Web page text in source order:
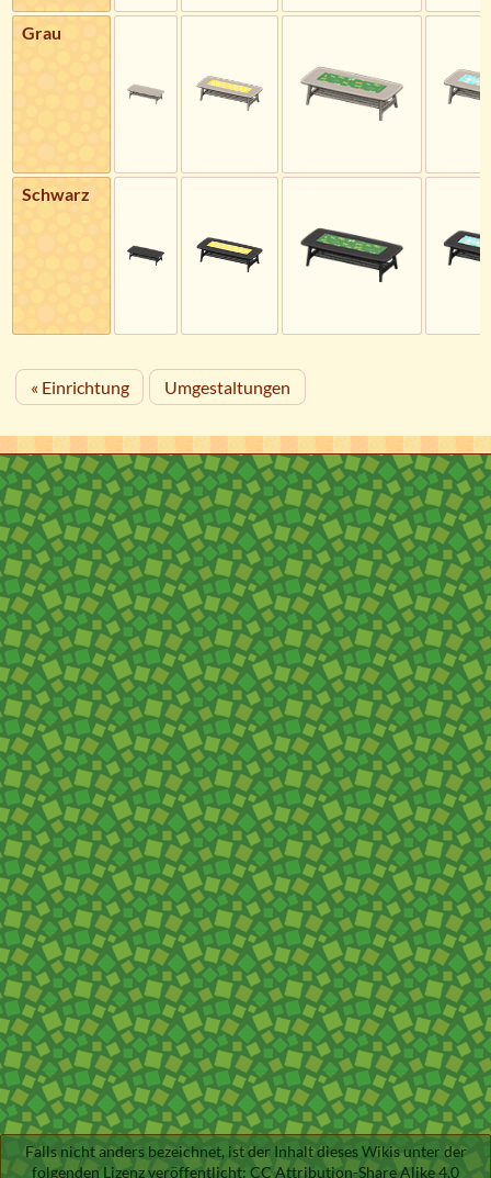
Grau
Schwarz
« Einrichtung Umgestaltungen
Falls nicht anders bezeichnet, ist der Inhalt dieses Wikis unter der
folgenden Lizenz veröffentlicht: CC Attribution-Share Alike 4.0